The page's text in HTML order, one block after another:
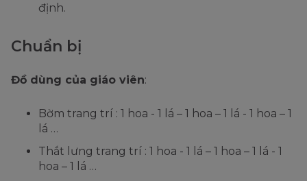
định.
Chuẩn bị
Đồ dùng của giáo viên:
Bờm trang trí : 1 hoa - 1 lá – 1 hoa – 1 lá - 1 hoa – 1
lá …
Thắt lưng trang trí : 1 hoa - 1 lá – 1 hoa – 1 lá - 1
hoa – 1 lá …